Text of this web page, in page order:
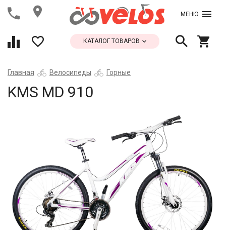
МЕНЮ
КАТАЛОГ ТОВАРОВ
Главная Велосипеды Горные
KMS MD 910